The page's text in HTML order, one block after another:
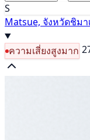
S
Matsue, จังหวัดชิมา
ความเสี่ยงสูงมาก